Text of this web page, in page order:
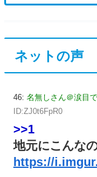
ネットの声
46: 名無しさん＠涙目
ID:ZJ0t6FpR0
>>1
地元にこんな
https://